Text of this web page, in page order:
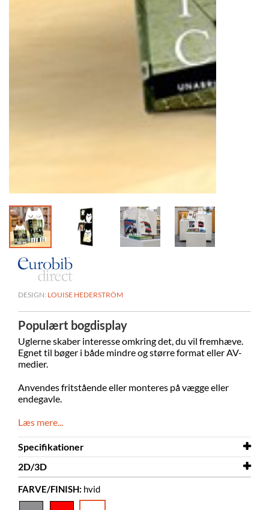
DESIGN: LOUISE HEDERSTRÖM
Populært bogdisplay
Uglerne skaber interesse omkring det, du vil fremhæve.
Egnet til bøger i både mindre og større format eller AV-
medier.
Anvendesfritstående eller monteres på vægge eller
endegavle.
Læs mere...
Specifikationer
Bredde
Dybde
2D/3D
2D/3D
FARVE/FINISH: hvid